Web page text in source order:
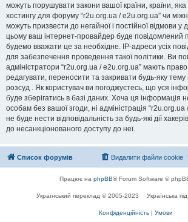
можуть порушувати закони вашої країни, країни,
хостингу для форуму “r2u.org.ua / e2u.org.ua” чи
можуть призвести до негайної і постійної відмови у
цьому ваш інтернет-провайдер буде повідомлений
будемо вважати це за необхідне. IP-адреси усіх
для забезпечення проведення такої політики. Ви
адміністратори “r2u.org.ua / e2u.org.ua” мають
редагувати, переносити та закривати будь-яку тему
розсуд . Як користувач ви погоджуєтесь, що уся
буде зберігатись в базі даних. Хоча ця інформація
особам без вашої згоди, ні адміністрація
не буде нести відповідальність за будь-які дії
до несанкціонованого доступу до неї.
Список форумів Видалити файли cookie
Працює на phpBB® Forum Software ©
Український переклад © 2005-2023 Українська
Конфіденційність | Умови